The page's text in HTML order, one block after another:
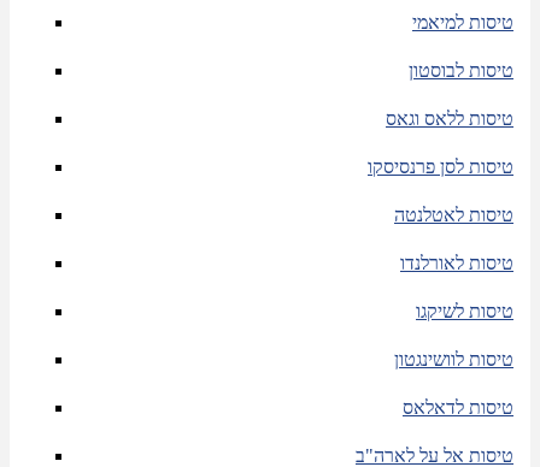
טיסות למיאמי
טיסות לבוסטון
טיסות ללאס וגאס
טיסות לסן פרנסיסקו
טיסות לאטלנטה
טיסות לאורלנדו
טיסות לשיקגו
טיסות לוושינגטון
טיסות לדאלאס
טיסות אל על לארה"ב